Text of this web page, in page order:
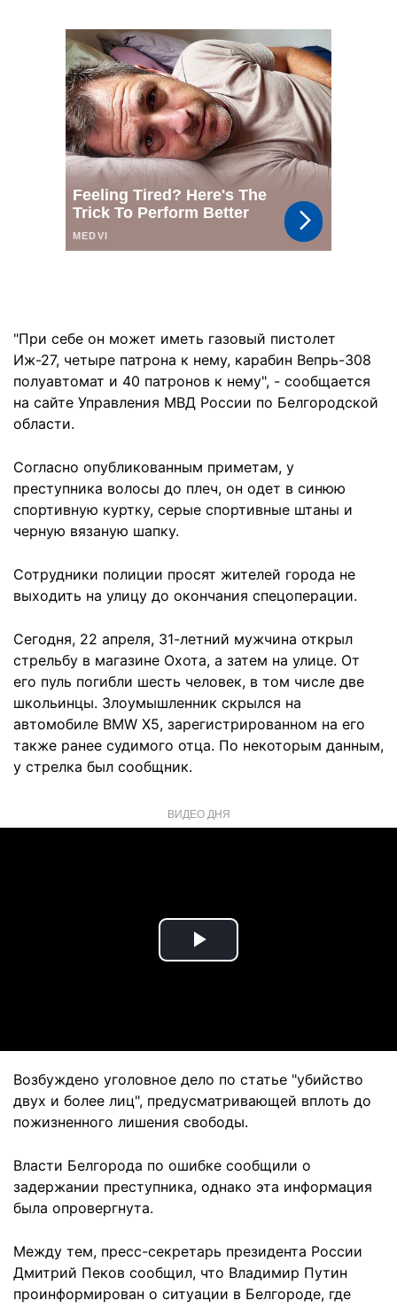
"При себе он может иметь газовый пистолет
Иж-27, четыре патрона к нему, карабин Вепрь-308
полуавтомат и 40 патронов к нему", - сообщается
на сайте Управления МВД России по Белгородской
области.
Согласно опубликованным приметам, у
преступника волосы до плеч, он одет в синюю
спортивную куртку, серые спортивные штаны и
черную вязаную шапку.
Сотрудники полиции просят жителей города не
выходить на улицу до окончания спецоперации.
Сегодня, 22 апреля, 31-летний мужчина открыл
стрельбу в магазине Охота, а затем на улице. От
его пуль погибли шесть человек, в том числе две
школьинцы. Злоумышленник скрылся на
автомобиле BMW X5, зарегистрированном на его
также ранее судимого отца. По некоторым данным,
у стрелка был сообщник.
ВИДЕО ДНЯ
Play
Возбуждено уголовное дело по статье "убийство
двух и более лиц", предусматривающей вплоть до
пожизненного лишения свободы.
Власти Белгорода по ошибке сообщили о
задержании преступника, однако эта информация
была опровергнута.
Между тем, пресс-секретарь президента России
Дмитрий Пеков сообщил, что Владимир Путин
проинформирован о ситуации в Белгороде, где